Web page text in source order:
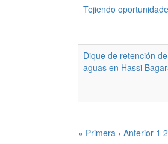
Tejiendo
Dique de retención de
aguas en Hassi
« Primera ‹ Anterior 1 2